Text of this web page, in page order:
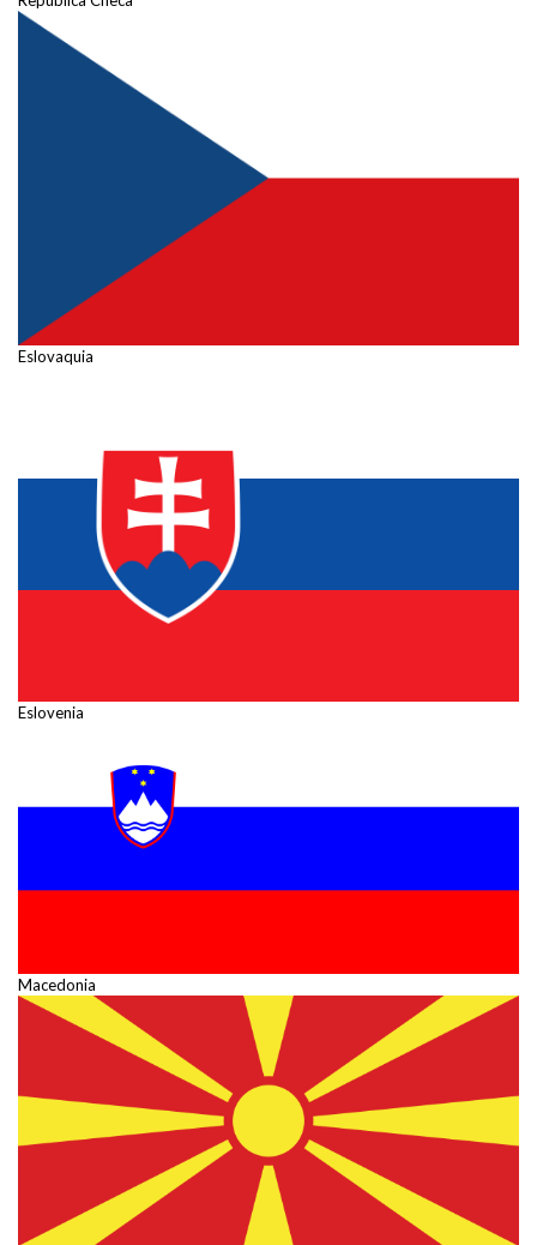
Eslovaquia
Eslovenia
Macedonia